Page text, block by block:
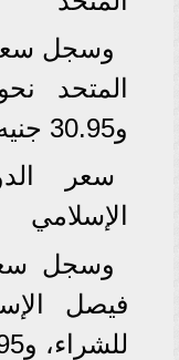
وسجل سعر
و30.95 جنيه للبيع.
سعر
الإسلامي
وسجل
للشراء، و30.95 جنيه للبيع.